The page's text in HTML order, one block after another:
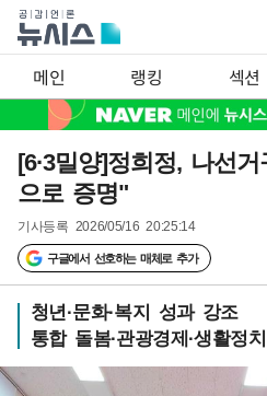
메인 랭킹 섹션
[6·3밀양]정희정, 나선
으로 증명"
기사등록 2026/05/16 20:25:14
구글에서 선호하는 매체로 추가
청년·문화·복지 성과 강조
통합 돌봄·관광경제·생활정